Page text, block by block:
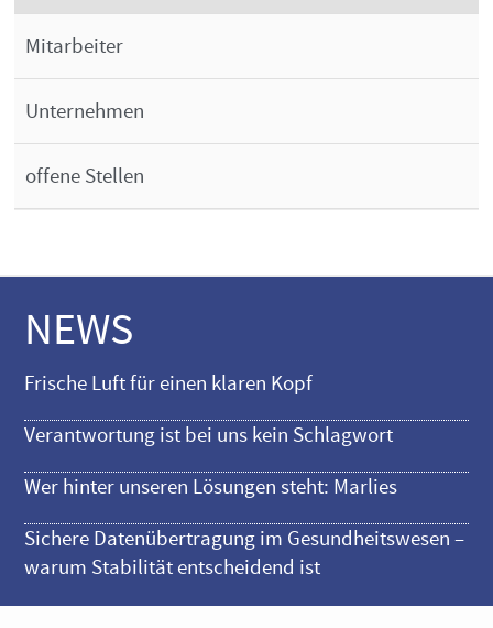
Mitarbeiter
Unternehmen
offene Stellen
NEWS
Frische Luft für einen klaren Kopf
Verantwortung ist bei uns kein Schlagwort
Wer hinter unseren Lösungen steht: Marlies
Sichere Datenübertragung im Gesundheitswesen –
warum Stabilität entscheidend ist